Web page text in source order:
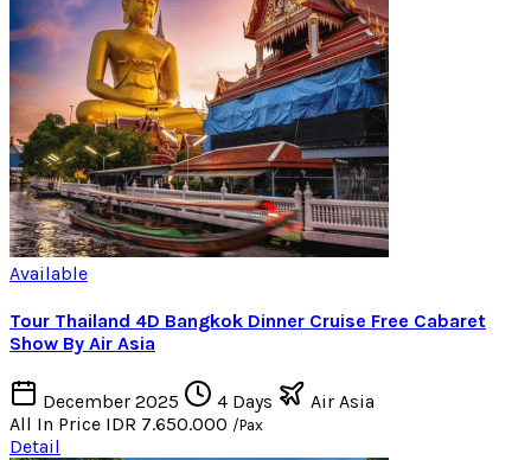
Available
Tour Thailand 4D Bangkok Dinner Cruise Free Cabaret
Show By Air Asia
December 2025 4 Days
Air Asia
All In Price IDR 7.650.000 /Pax
Detail